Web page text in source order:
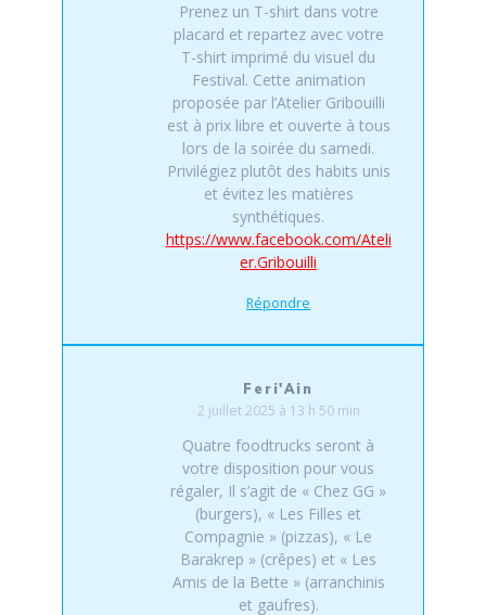
Prenez un T-shirt dans votre
placard et repartez avec votre
T-shirt imprimé du visuel du
Festival. Cette animation
proposée par l’Atelier Gribouilli
est à prix libre et ouverte à tous
lors de la soirée du samedi.
Privilégiez plutôt des habits unis
et évitez les matières
synthétiques.
https://www.facebook.com/Ateli
er.Gribouilli
Répondre
Feri'Ain
2 juillet 2025 à 13 h 50 min
Quatre foodtrucks seront à
votre disposition pour vous
régaler, Il s’agit de « Chez GG »
(burgers), « Les Filles et
Compagnie » (pizzas), « Le
Barakrep » (crêpes) et « Les
Amis de la Bette » (arranchinis
et gaufres).